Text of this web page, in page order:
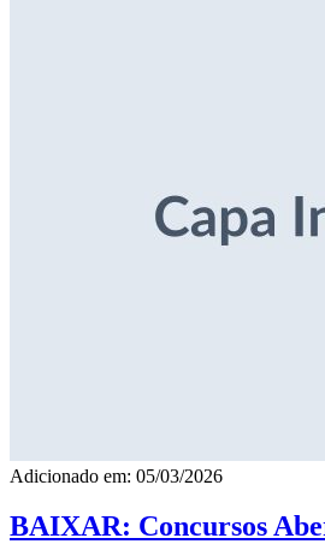
Adicionado em: 05/03/2026
BAIXAR: Concursos